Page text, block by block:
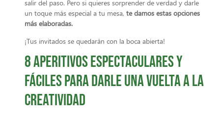
salir del paso. Pero si quieres sorprender de verdad y darle
un toque más especial a tu mesa, te damos estas opciones
más elaboradas.
¡Tus invitados se quedarán con la boca abierta!
8 aperitivos espectaculares y
fáciles para darle una vuelta a la
creatividad